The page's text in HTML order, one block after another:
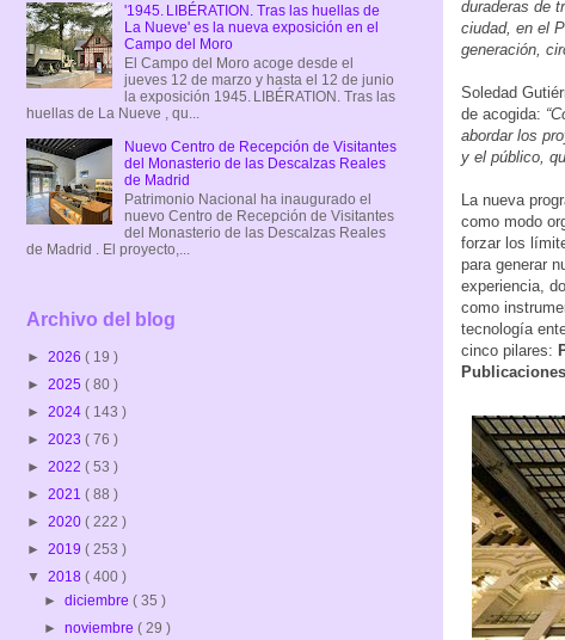
duraderas de
ciudad, en el
generación,
Soledad
de acogida:
abordar los
y el público,
La nueva
como modo
forzar los
para generar
experiencia,
como
tecnología
cinco pilares:
Publicaciones
'1945. LIBÉRATION. Tras las huellas de
La Nueve' es la nueva exposición en el
Campo del Moro
El Campo del Moro acoge desde el
jueves 12 de marzo y hasta el 12 de junio
la exposición 1945. LIBÉRATION. Tras las
huellas de La Nueve , qu...
Nuevo Centro de Recepción de Visitantes
del Monasterio de las Descalzas Reales
de Madrid
Patrimonio Nacional ha inaugurado el
nuevo Centro de Recepción de Visitantes
del Monasterio de las Descalzas Reales
de Madrid . El proyecto,...
Archivo del blog
► 2026 ( 19 )
► 2025 ( 80 )
► 2024 ( 143 )
► 2023 ( 76 )
► 2022 ( 53 )
► 2021 ( 88 )
► 2020 ( 222 )
► 2019 ( 253 )
▼ 2018 ( 400 )
►diciembre( 35 )
►noviembre( 29 )